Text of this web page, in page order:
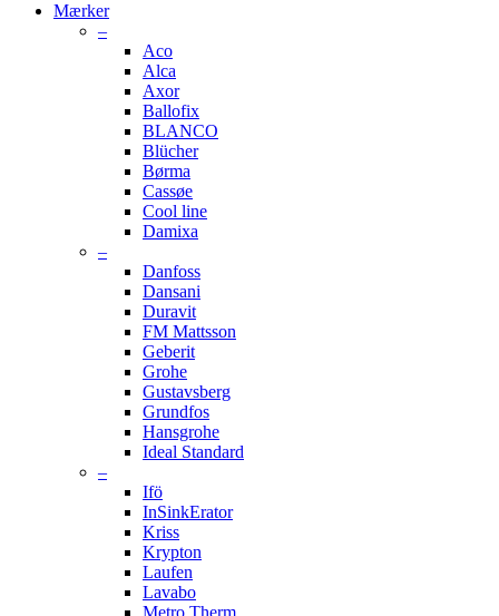
Mærker
–
Aco
Alca
Axor
Ballofix
BLANCO
Blücher
Børma
Cassøe
Cool line
Damixa
–
Danfoss
Dansani
Duravit
FM Mattsson
Geberit
Grohe
Gustavsberg
Grundfos
Hansgrohe
Ideal Standard
–
Ifö
InSinkErator
Kriss
Krypton
Laufen
Lavabo
Metro Therm